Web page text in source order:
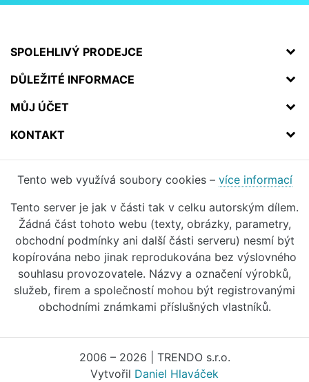
SPOLEHLIVÝ PRODEJCE
DŮLEŽITÉ INFORMACE
MŮJ ÚČET
KONTAKT
Tento web využívá soubory cookies – více informací
Tento server je jak v části tak v celku autorským dílem.
Žádná část tohoto webu (texty, obrázky, parametry,
obchodní podmínky ani další části serveru) nesmí být
kopírována nebo jinak reprodukována bez výslovného
souhlasu provozovatele. Názvy a označení výrobků,
služeb, firem a společností mohou být registrovanými
obchodními známkami příslušných vlastníků.
2006 – 2026 | TRENDO s.r.o.
Vytvořil Daniel Hlaváček